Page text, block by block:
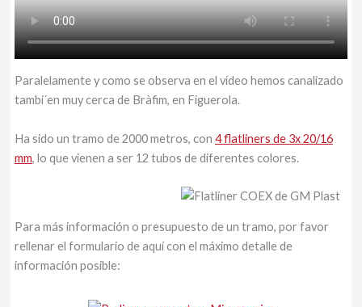
Paralelamente y como se observa en el vídeo hemos canalizado
tambi´en muy cerca de Bràfim, en Figuerola.
Ha sido un tramo de 2000 metros, con 4 flatliners de 3x 20/16
mm, lo que vienen a ser 12 tubos de diferentes colores.
Para más información o presupuesto de un tramo, por favor
rellenar el formulario de aquí con el máximo detalle de
información posible: